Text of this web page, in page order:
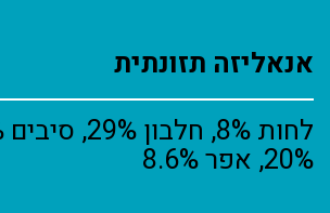
אנאליזה תזונתית
20%, אפר 8.6%